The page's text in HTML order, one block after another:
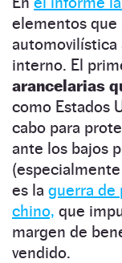
elementos que
automovilística
interno. El
arancelarias
como Estados
cabo para
ante los bajos
es la guerra de
chino, que
margen de
vendido.